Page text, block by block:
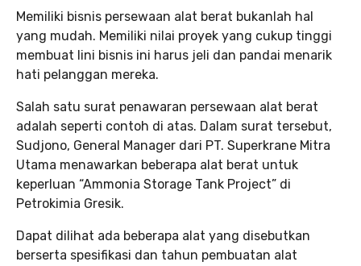
Memiliki bisnis persewaan alat berat bukanlah hal
yang mudah. Memiliki nilai proyek yang cukup tinggi
membuat lini bisnis ini harus jeli dan pandai menarik
hati pelanggan mereka.
Salah satu surat penawaran persewaan alat berat
adalah seperti contoh di atas. Dalam surat tersebut,
Sudjono, General Manager dari PT. Superkrane Mitra
Utama menawarkan beberapa alat berat untuk
keperluan “Ammonia Storage Tank Project” di
Petrokimia Gresik.
Dapat dilihat ada beberapa alat yang disebutkan
berserta spesifikasi dan tahun pembuatan alat